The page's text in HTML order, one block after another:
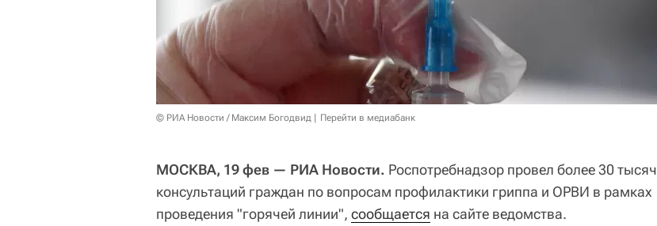
© РИА Новости / Максим Богодвид Перейти в медиабанк
МОСКВА, 19 фев — РИА Новости. Роспотребнадзор провел более 30 тысяч
консультаций граждан по вопросам профилактики гриппа и ОРВИ в рамках
проведения "горячей линии", сообщается на сайте ведомства.